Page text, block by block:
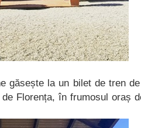
găsește la un bilet de tren
Florența, în frumosul oraș